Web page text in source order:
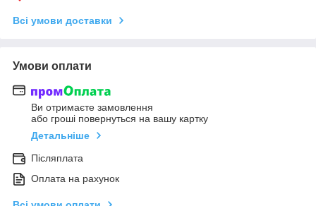
Всі умови доставки
Умови оплати
Ви отримаєте замовлення
або гроші повернуться на вашу картку
Детальніше
Післяплата
Оплата на рахунок